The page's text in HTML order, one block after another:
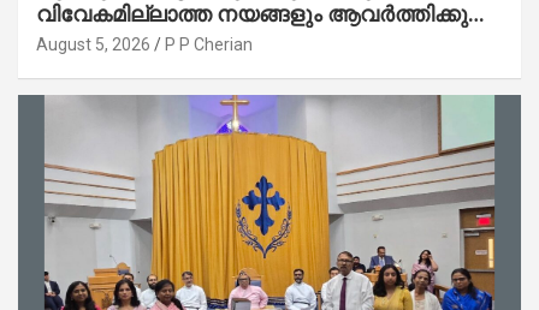
വിവേകമില്ലാത്ത നയങ്ങളും ആവർത്തിക്കുന്ന
ദുരന്തങ്ങളും : റവ. ജെയിംസ് കെ.
August 5, 2026 P P Cherian